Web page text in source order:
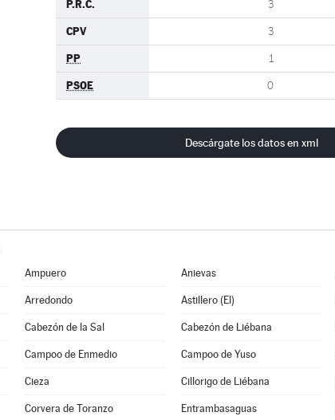
P.R.C. 3
CPV 3
PP 1
PSOE 0
Descárgate los datos en xml
Ampuero Anievas
Arredondo Astillero (El)
Cabezón de la Sal Cabezón de Liébana
Campoo de Enmedio Campoo de Yuso
Cieza Cillorigo de Liébana
Corvera de Toranzo Entrambasaguas